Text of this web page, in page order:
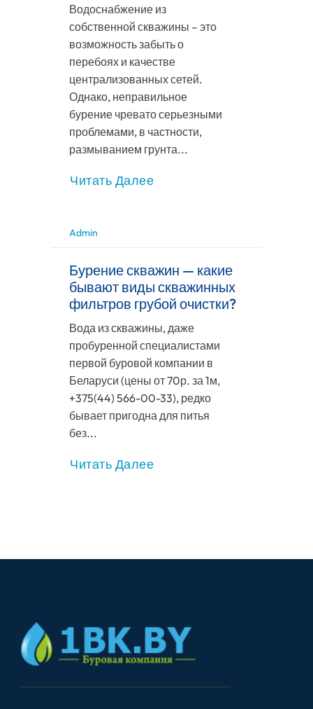
Водоснабжение из
собственной скважины – это
возможность забыть о
перебоях и качестве
централизованных сетей.
Однако, неправильное
бурение чревато серьезными
проблемами, в частности,
размыванием грунта...
Читать Далее
Admin
Бурение скважин — какие
бывают виды скважинных
фильтров грубой очистки?
Вода из скважины, даже
пробуренной специалистами
первой буровой компании в
Беларуси (цены от 70р. за 1м,
+375(44) 566-00-33), редко
бывает пригодна для питья
без...
Читать Далее